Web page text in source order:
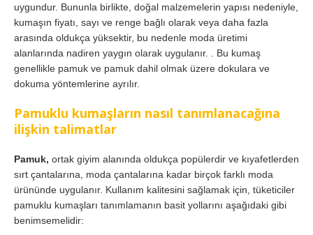
uygundur. Bununla birlikte, doğal malzemelerin yapısı nedeniyle,
kumaşın fiyatı, sayı ve renge bağlı olarak veya daha fazla
arasında oldukça yüksektir, bu nedenle moda üretimi
alanlarında nadiren yaygın olarak uygulanır. . Bu kumaş
genellikle pamuk ve pamuk dahil olmak üzere dokulara ve
dokuma yöntemlerine ayrılır.
Pamuklu kumaşların nasıl tanımlanacağına
ilişkin talimatlar
Pamuk, ortak giyim alanında oldukça popülerdir ve kıyafetlerden
sırt çantalarına, moda çantalarına kadar birçok farklı moda
ürününde uygulanır. Kullanım kalitesini sağlamak için, tüketiciler
pamuklu kumaşları tanımlamanın basit yollarını aşağıdaki gibi
benimsemelidir: